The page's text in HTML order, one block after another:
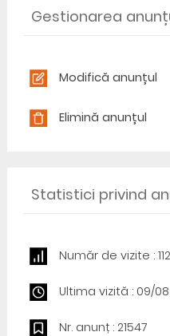
Gestionarea
Modifică anunțul
Elimină anunțul
Statistici privind
Număr de vizite : 112
Ultima vizită : 09/08
Nr. anunț : 21547